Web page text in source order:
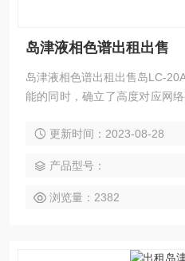
岛津液相色谱出租出售
岛津液相色谱出租出售岛LC-
能的同时，确立了高度对应网
客户需求。
更新时间：2023-08-28
产品型号：
浏览量：2382